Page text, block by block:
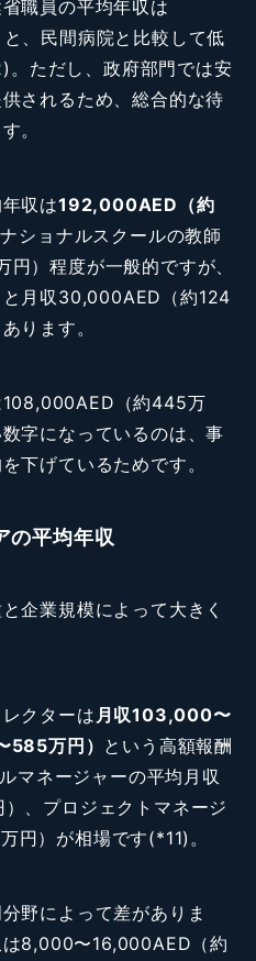
職員の平均年収は
、民間病院と比較して低
ただし、政府部門では安
されるため、総合的な待
。
収は192,000AED（約
ショナルスクールの教師
）程度が一般的ですが、
月収30,000AED（約124
ります。
108,000AED（約445万
字になっているのは、事
下げているためです。
の平均年収
企業規模によって大きく
クターは 月収103,000〜
万円） という高額報酬
マネージャーの平均月収
、プロジェクトマネージ
円）が相場です(*11)。
野によって差がありま
8,000〜16,000AED（約